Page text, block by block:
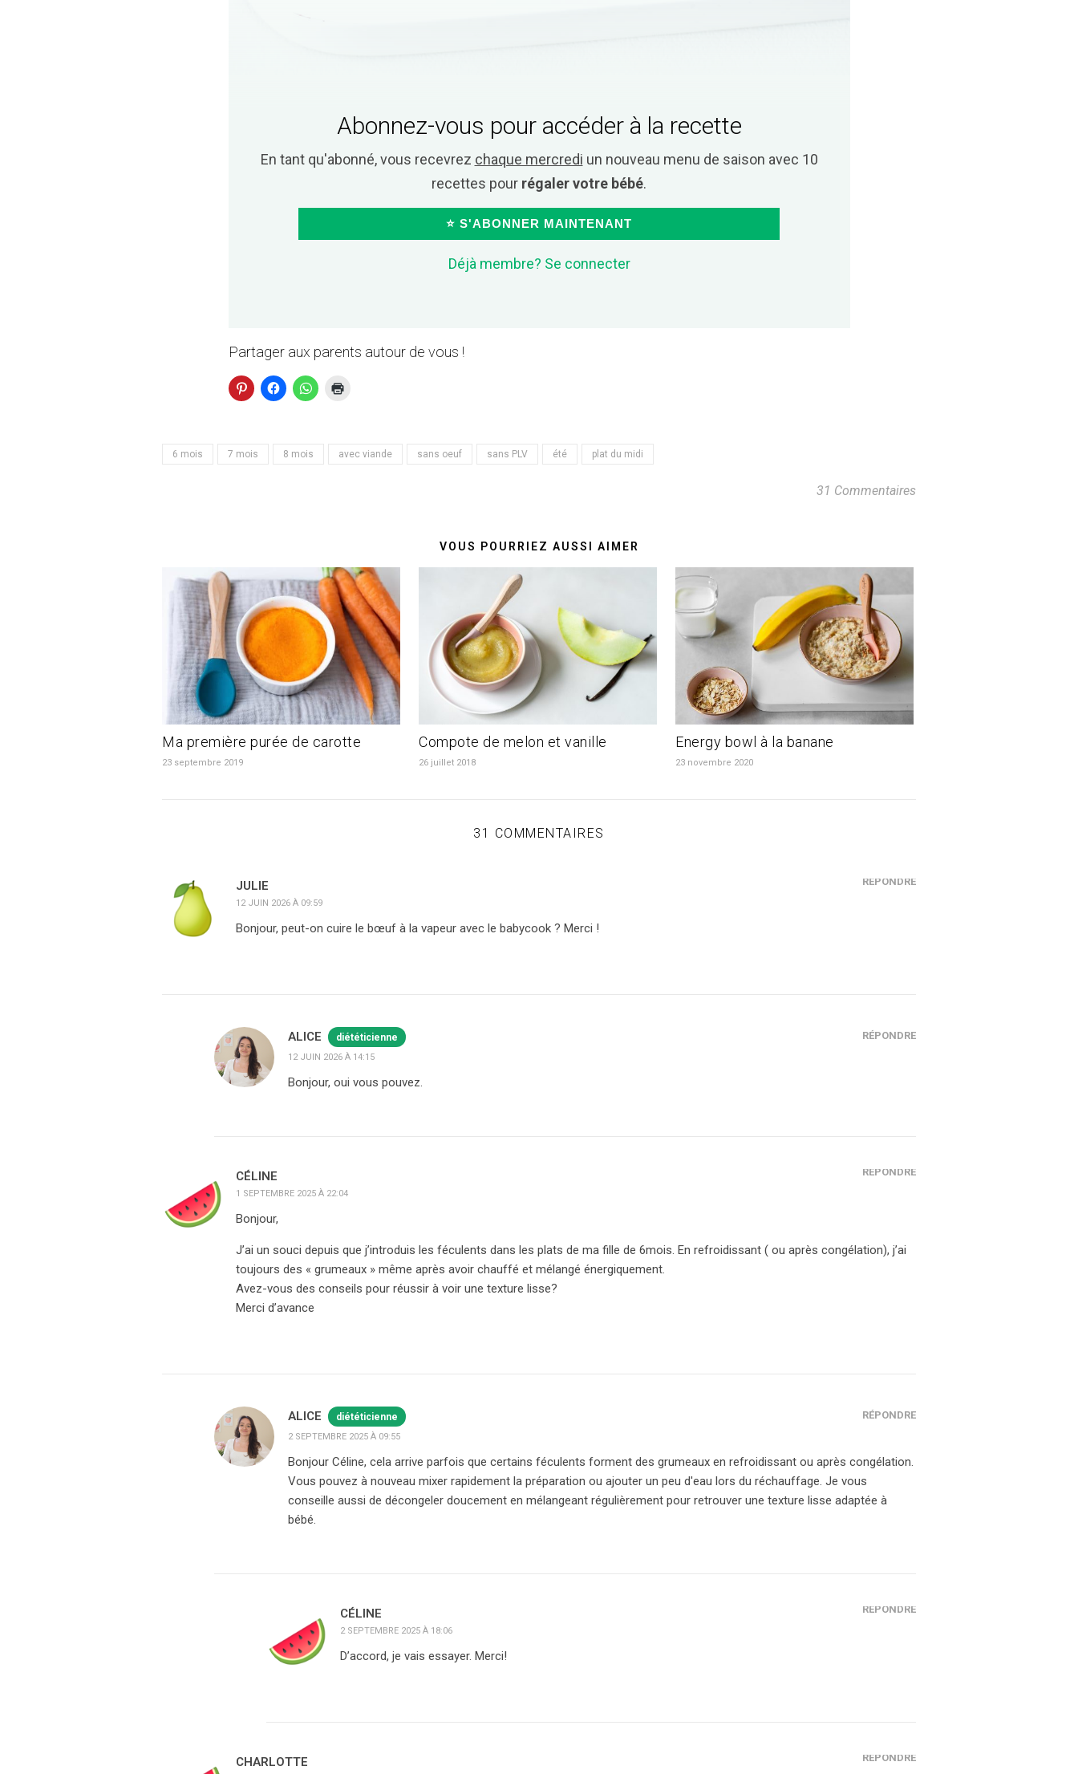
Abonnez-vous pour accéder à la recette
En tant qu'abonné, vous recevrez chaque mercredi un nouveau menu de saison avec 10
recettes pour régaler votre bébé.
⭐ S'ABONNER MAINTENANT
Déjà membre? Se connecter
Partager aux parents autour de vous !
6 mois 7 mois 8 mois avec viande sans oeuf sans PLV été plat du midi
31 Commentaires
VOUS POURRIEZ AUSSI AIMER
Ma première purée de carotte
23 septembre 2019
Compote de melon et vanille
26 juillet 2018
Energy bowl à la banane
23 novembre 2020
31 COMMENTAIRES
JULIE
12 JUIN 2026 À 09:59
RÉPONDRE
Bonjour, peut-on cuire le bœuf à la vapeur avec le babycook ? Merci !
ALICE diététicienne
12 JUIN 2026 À 14:15
RÉPONDRE
Bonjour, oui vous pouvez.
CÉLINE
1 SEPTEMBRE 2025 À 22:04
RÉPONDRE
Bonjour,
J’ai un souci depuis que j’introduis les féculents dans les plats de ma fille de 6mois. En refroidissant ( ou après congélation), j’ai
toujours des « grumeaux » même après avoir chauffé et mélangé énergiquement.
Avez-vous des conseils pour réussir à voir une texture lisse?
Merci d’avance
ALICE diététicienne
2 SEPTEMBRE 2025 À 09:55
RÉPONDRE
Bonjour Céline, cela arrive parfois que certains féculents forment des grumeaux en refroidissant ou après congélation.
Vous pouvez à nouveau mixer rapidement la préparation ou ajouter un peu d'eau lors du réchauffage. Je vous
conseille aussi de décongeler doucement en mélangeant régulièrement pour retrouver une texture lisse adaptée à
bébé.
CÉLINE
2 SEPTEMBRE 2025 À 18:06
RÉPONDRE
D’accord, je vais essayer. Merci!
CHARLOTTE RÉPONDRE